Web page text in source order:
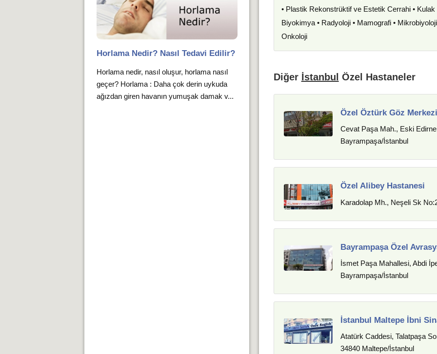
• Plastik Rekonstrüktif ve Estetik Cerrahi • Kulak
Biyokimya • Radyoloji • Mamografi •
Onkoloji
Diğer İstanbul Özel Hastaneler
Özel Öztürk Göz Merkezi
Cevat Paşa Mah., Eski
Bayrampaşa/İstanbul
Özel Alibey Hastanesi
Karadolap Mh., Neşeli Sk
Bayrampaşa Özel
İsmet Paşa Mahallesi, Abdi
Bayrampaşa/İstanbul
İstanbul Maltepe İbni
Atatürk Caddesi, Talatpaşa
34840 Maltepe/İstanbul
Horlama Nedir? Nasıl Tedavi Edilir?
Horlama nedir, nasıl oluşur, horlama nasıl
geçer? Horlama : Daha çok derin uykuda
ağızdan giren havanın yumuşak damak v...